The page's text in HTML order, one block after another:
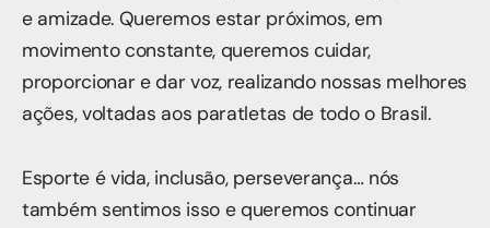
e amizade. Queremos estar próximos, em
movimento constante, queremos cuidar,
proporcionar e dar voz, realizando nossas melhores
ações, voltadas aos paratletas de todo o Brasil.
Esporte é vida, inclusão, perseverança… nós
também sentimos isso e queremos continuar